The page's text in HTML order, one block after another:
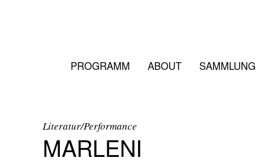
PROGRAMM ABOUT SAMMLUNG
Literatur/Performance
MARLENI